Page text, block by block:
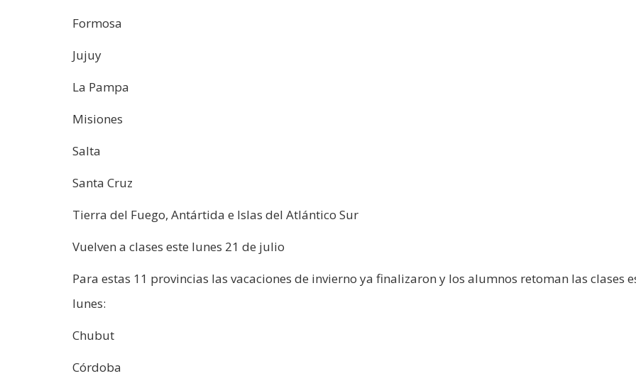
Formosa
Jujuy
La Pampa
Misiones
Salta
Santa Cruz
Tierra del Fuego, Antártida e Islas del Atlántico Sur
Vuelven a clases este lunes 21 de julio
Para estas 11 provincias las vacaciones de invierno ya finalizaron y los alumnos retoman las clases
lunes:
Chubut
Córdoba